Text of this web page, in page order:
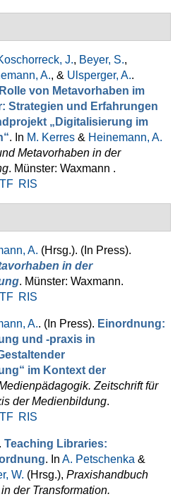
J., Beyer, S.,
A., & Ulsperger, A..
von Metavorhaben im
Strategien und Erfahrungen
„Digitalisierung im
. In M. Kerres & Heinemann, A.
Metavorhaben in der
. Münster: Waxmann .
RIS
A. (Hrsg.). (In Press).
in der
. Münster: Waxmann.
RIS
A.. (In Press). Einordnung:
und -praxis in
im Kontext der
Zeitschrift für
der Medienbildung.
RIS
Teaching Libraries:
. In A. Petschenka &
W. (Hrsg.), Praxishandbuch
der Transformation.